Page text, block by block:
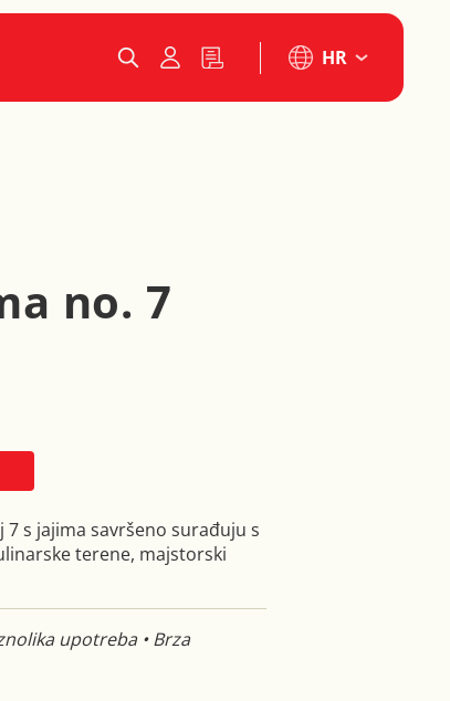
HR
no. 7
s jajima savršeno surađuju s
terene, majstorski
upotreba • Brza